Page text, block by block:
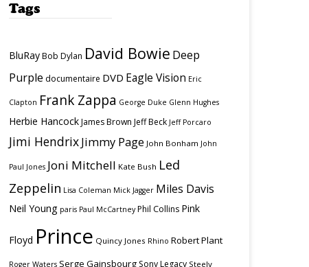
Tags
BluRay Bob Dylan David Bowie Deep
Purple documentaire DVD Eagle Vision Eric
Clapton Frank Zappa George Duke Glenn Hughes
Herbie Hancock James Brown Jeff Beck Jeff Porcaro
Jimi HendrixJimmy Page John Bonham John
Paul Jones Joni Mitchell Kate Bush Led
Zeppelin Lisa Coleman Mick Jagger Miles Davis
Neil Young paris Paul McCartney Phil Collins Pink
Floyd Prince Quincy Jones Rhino Robert Plant
Roger Waters Serge Gainsbourg Sony Legacy Steely